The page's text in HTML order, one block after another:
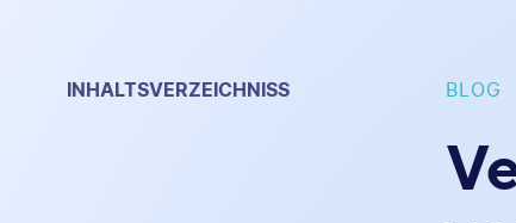
INHALTSVERZEICHNISS BLOG